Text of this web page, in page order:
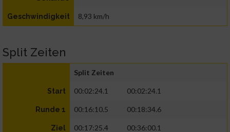
Geschwindigkeit 8,93 km/h
Split Zeiten
Split Zeiten
Start 00:02:24.1 00:02:24.1
Runde 1 00:16:10.5 00:18:34.6
Ziel 00:17:25.4 00:36:00.1